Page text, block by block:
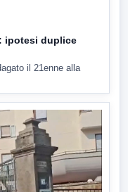
ipotesi duplice
il 21enne alla